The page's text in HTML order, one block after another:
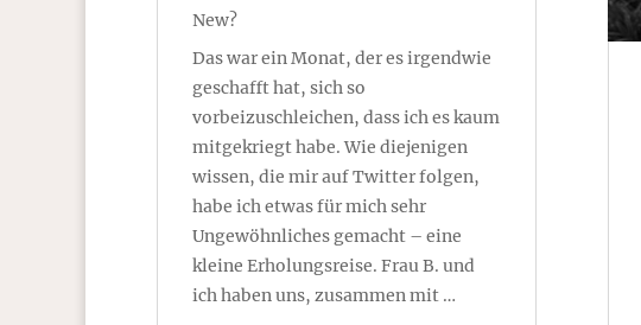
New?
Das war ein Monat, der es irgendwie
geschafft hat, sich so
vorbeizuschleichen, dass ich es kaum
mitgekriegt habe. Wie diejenigen
wissen, die mir auf Twitter folgen,
habe ich etwas für mich sehr
Ungewöhnliches gemacht – eine
kleine Erholungsreise. Frau B. und
ich haben uns, zusammen mit …